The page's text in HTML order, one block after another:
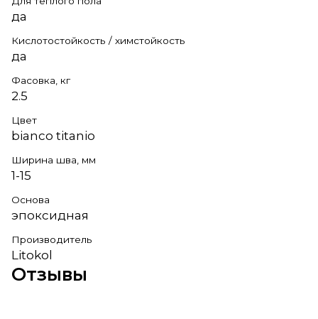
да
Кислотостойкость / химстойкость
да
Фасовка, кг
2.5
Цвет
bianco titanio
Ширина шва, мм
1-15
Основа
эпоксидная
Производитель
Litokol
Отзывы